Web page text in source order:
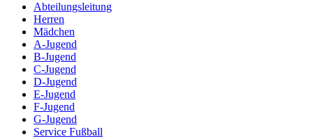
Abteilungsleitung
Herren
Mädchen
A-Jugend
B-Jugend
C-Jugend
D-Jugend
E-Jugend
F-Jugend
G-Jugend
Service Fußball